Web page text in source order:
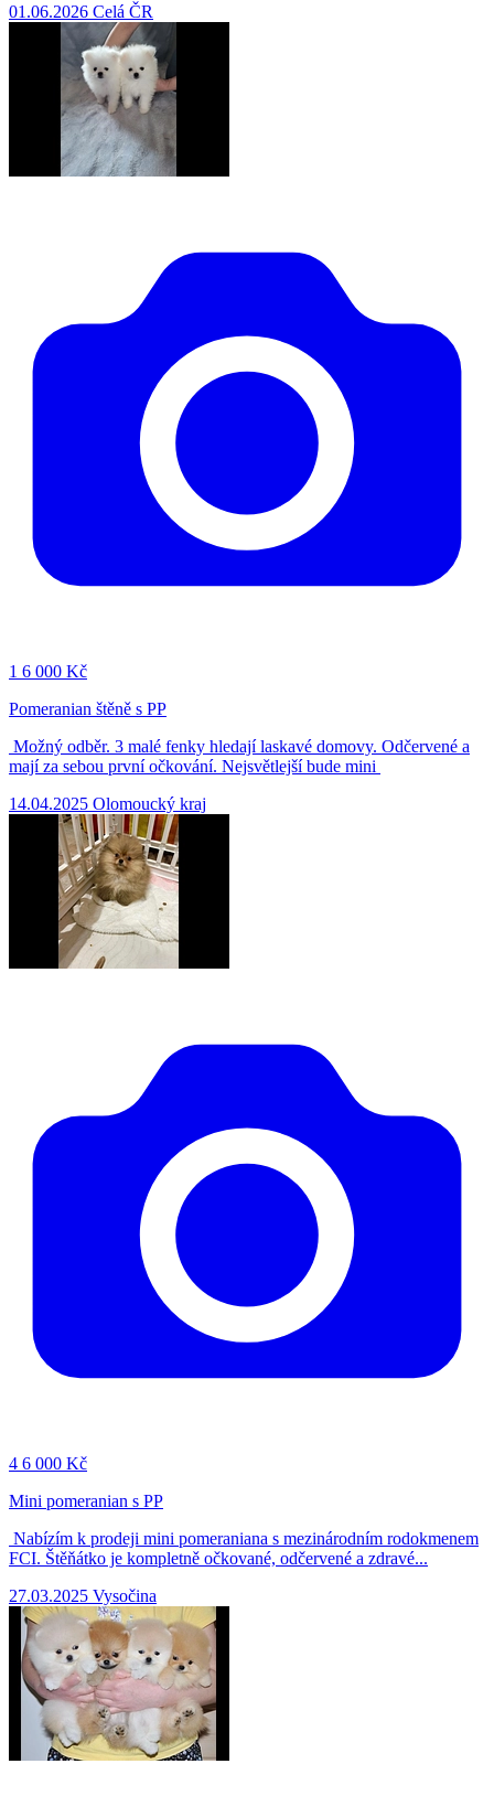
01.06.2026 Celá ČR
1 6 000 Kč
Pomeranian štěně s PP
Možný odběr. 3 malé fenky hledají laskavé domovy. Odčervené a
mají za sebou první očkování. Nejsvětlejší bude mini
14.04.2025 Olomoucký kraj
4 6 000 Kč
Mini pomeranian s PP
Nabízím k prodeji mini pomeraniana s mezinárodním rodokmenem
FCI. Štěňátko je kompletně očkované, odčervené a zdravé...
27.03.2025 Vysočina